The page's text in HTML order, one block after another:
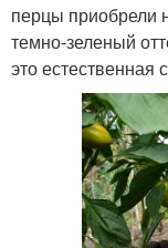
перцы приобрели
темно-зеленый
это естественная